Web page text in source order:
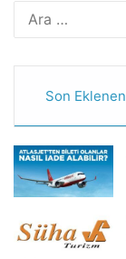
Son Eklenen